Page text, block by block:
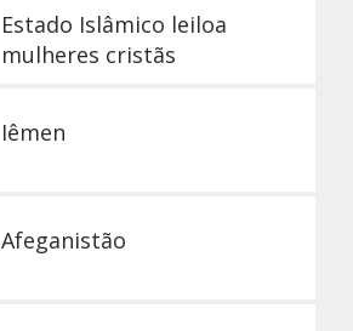
Estado Islâmico leiloa
mulheres cristãs
Iêmen
Afeganistão